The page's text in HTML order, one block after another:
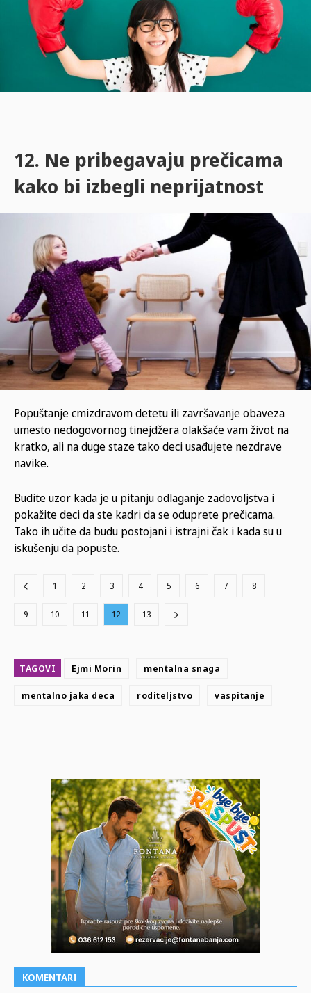
12. Ne pribegavaju prečicama
kako bi izbegli neprijatnost
Popuštanje cmizdravom detetu ili završavanje obaveza
umesto nedogovornog tinejdžera olakšaće vam život na
kratko, ali na duge staze tako deci usađujete nezdrave
navike.
Budite uzor kada je u pitanju odlaganje zadovoljstva i
pokažite deci da ste kadri da se oduprete prečicama.
Tako ih učite da budu postojani i istrajni čak i kada su u
iskušenju da popuste.
1 2 3 4 5 6 7 8
9 10 11 12 13
TAGOVI Ejmi Morin mentalna snaga
mentalno jaka deca roditeljstvo vaspitanje
KOMENTARI